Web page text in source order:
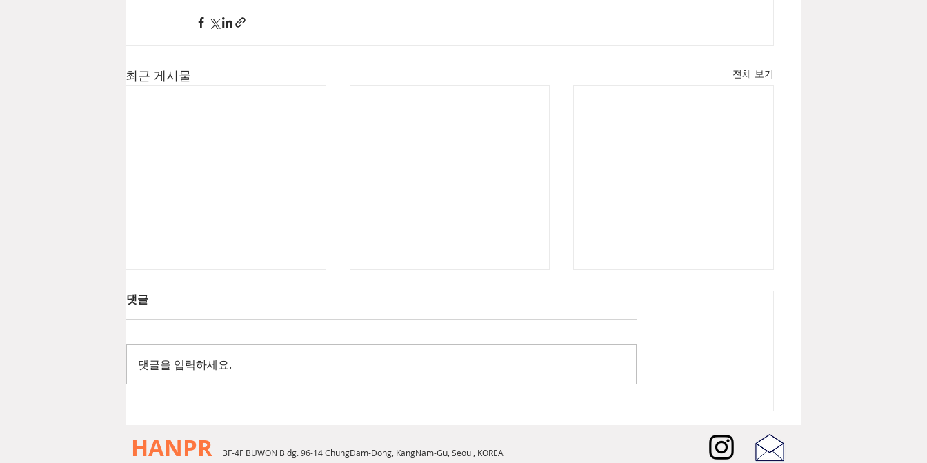
최근 게시물 전체 보기
드 퍼퓸 인텐스 출시
NEW 셰이드 5종 출시
댓글
댓글을 입력하세요.
HANPR 3F-4F BUWON Bldg. 96-14 ChungDam-Dong, KangNam-Gu, Seoul, KOREA